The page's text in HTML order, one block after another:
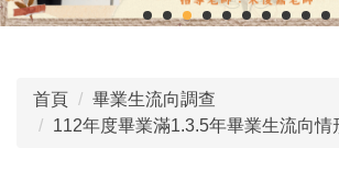
首頁
畢業生流向調查
112年度畢業滿1.3.5年畢業生流向情